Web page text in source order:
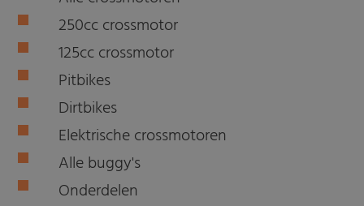
250cc crossmotor
125cc crossmotor
Pitbikes
Dirtbikes
Elektrische crossmotoren
Alle buggy's
Onderdelen